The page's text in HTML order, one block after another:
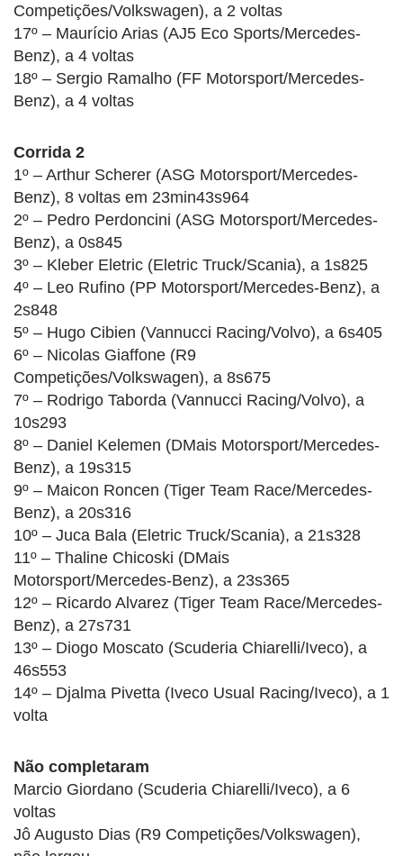
Competições/Volkswagen), a 2 voltas
17º – Maurício Arias (AJ5 Eco Sports/Mercedes-
Benz), a 4 voltas
18º – Sergio Ramalho (FF Motorsport/Mercedes-
Benz), a 4 voltas
Corrida 2
1º – Arthur Scherer (ASG Motorsport/Mercedes-
Benz), 8 voltas em 23min43s964
2º – Pedro Perdoncini (ASG Motorsport/Mercedes-
Benz), a 0s845
3º – Kleber Eletric (Eletric Truck/Scania), a 1s825
4º – Leo Rufino (PP Motorsport/Mercedes-Benz), a
2s848
5º – Hugo Cibien (Vannucci Racing/Volvo), a 6s405
6º – Nicolas Giaffone (R9
Competições/Volkswagen), a 8s675
7º – Rodrigo Taborda (Vannucci Racing/Volvo), a
10s293
8º – Daniel Kelemen (DMais Motorsport/Mercedes-
Benz), a 19s315
9º – Maicon Roncen (Tiger Team Race/Mercedes-
Benz), a 20s316
10º – Juca Bala (Eletric Truck/Scania), a 21s328
11º – Thaline Chicoski (DMais
Motorsport/Mercedes-Benz), a 23s365
12º – Ricardo Alvarez (Tiger Team Race/Mercedes-
Benz), a 27s731
13º – Diogo Moscato (Scuderia Chiarelli/Iveco), a
46s553
14º – Djalma Pivetta (Iveco Usual Racing/Iveco), a 1
volta
Não completaram
Marcio Giordano (Scuderia Chiarelli/Iveco), a 6
voltas
Jô Augusto Dias (R9 Competições/Volkswagen),